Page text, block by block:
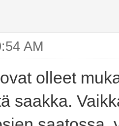
AM
olleet
saakka.